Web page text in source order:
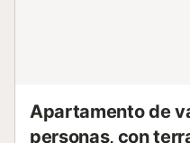
Apartamento de
personas, con